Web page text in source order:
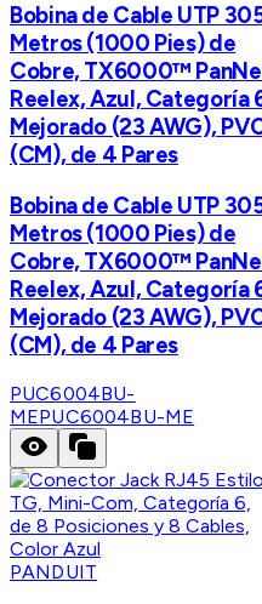
Bobina de Cable UTP
Metros (1000 Pies) de
Cobre, TX6000™
Reelex, Azul, Categoría
Mejorado (23 AWG),
(CM), de 4 Pares
Bobina de Cable UTP
Metros (1000 Pies) de
Cobre, TX6000™
Reelex, Azul, Categoría
Mejorado (23 AWG),
(CM), de 4 Pares
PUC6004BU-
MEPUC6004BU-ME
PANDUIT